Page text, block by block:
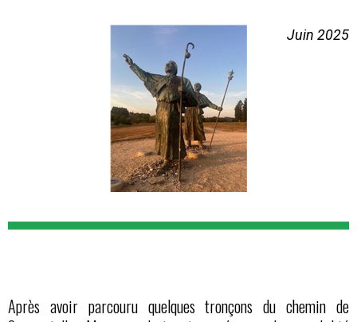
Juin 2025
Après avoir parcouru quelques tronçons du chemin de